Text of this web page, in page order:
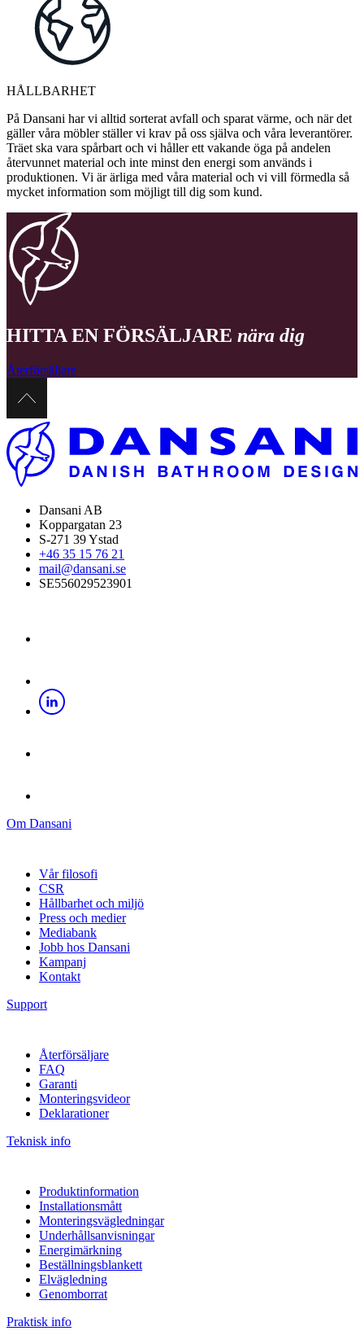
HÅLLBARHET
På Dansani har vi alltid sorterat avfall och sparat värme, och när det
gäller våra möbler ställer vi krav på oss själva och våra leverantörer.
Träet ska vara spårbart och vi håller ett vakande öga på andelen
återvunnet material och inte minst den energi som används i
produktionen. Vi är ärliga med våra material och vi vill förmedla så
mycket information som möjligt till dig som kund.
HITTA EN FÖRSÄLJARE nära dig
Återförsäljare
Dansani AB
Koppargatan 23
S-271 39 Ystad
+46 35 15 76 21
mail@dansani.se
SE556029523901
Om Dansani
Vår filosofi
CSR
Hållbarhet och miljö
Press och medier
Mediabank
Jobb hos Dansani
Kampanj
Kontakt
Support
Återförsäljare
FAQ
Garanti
Monteringsvideor
Deklarationer
Teknisk info
Produktinformation
Installationsmått
Monteringsvägledningar
Underhållsanvisningar
Energimärkning
Beställningsblankett
Elvägledning
Genomborrat
Praktisk info